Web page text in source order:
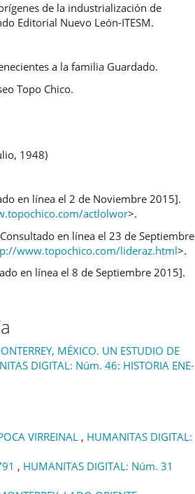
de la industrialización de
Editorial Nuevo León-ITESM.
a la familia Guardado.
Topo Chico.
1948)
en línea el 2 de Noviembre 2015].
actlolwor>.
en línea el 23 de Septiembre
www.topochico.com/lideraz.html>.
en línea el 8 de Septiembre 2015].
MÉXICO. UN ESTUDIO DE
DIGITAL: Núm. 46: HISTORIA ENE-
VIRREINAL , HUMANITAS DIGITAL:
, HUMANITAS DIGITAL: Núm. 31